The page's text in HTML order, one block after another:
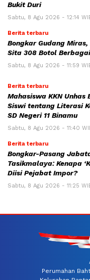
Bukit Duri
Sabtu, 8 Agu 2026 - 12:14
Berita terbaru
Bongkar Gudang
Sita 308 Botol
Sabtu, 8 Agu 2026 - 11:59
Berita terbaru
Mahasiswa KKN Unhas
Siswi tentang Literasi
SD Negeri 11 Binamu
Sabtu, 8 Agu 2026 - 11:40
Berita terbaru
Bongkar-Pasang
Tasikmalaya: Kenapa
Diisi Pejabat Impor?
Sabtu, 8 Agu 2026 - 11:25
Perumahan